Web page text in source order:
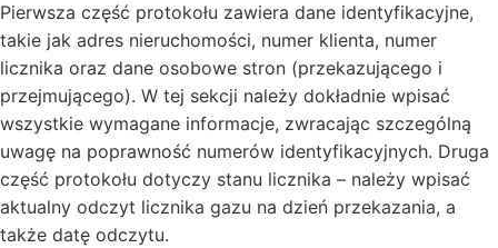
Pierwsza część protokołu zawiera dane identyfikacyjne,
takie jak adres nieruchomości, numer klienta, numer
licznika oraz dane osobowe stron (przekazującego i
przejmującego). W tej sekcji należy dokładnie wpisać
wszystkie wymagane informacje, zwracając szczególną
uwagę na poprawność numerów identyfikacyjnych. Druga
część protokołu dotyczy stanu licznika – należy wpisać
aktualny odczyt licznika gazu na dzień przekazania, a
także datę odczytu.